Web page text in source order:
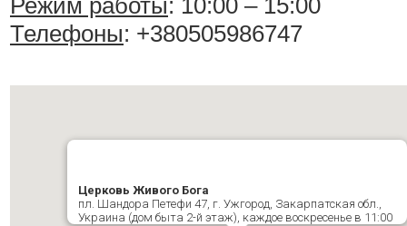
Режим работы: 10:00 – 15:00
Телефоны: +380505986747
Церковь Живого Бога
пл. Шандора Петефи 47, г. Ужгород, Закарпатская обл.,
Украина (дом быта 2-й этаж), каждое воскресенье в 11:00